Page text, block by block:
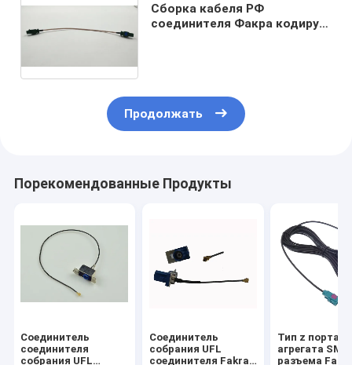
Сборка кабеля РФ
соединителя Факра кодируя
Продолжать
Порекомендованные Продукты
Соединитель
соединителя
собрания UFL
Соединитель
собрания UFL
соединителя Fakra
Тип z порта
агрегата SMB
разъема